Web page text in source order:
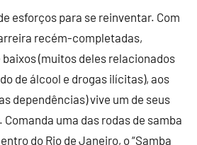
esforços para se reinventar. Com
recém-completadas,
(muitos deles relacionados
de álcool e drogas ilícitas), aos
dependências) vive um de seus
uma das rodas de samba
do Rio de Janeiro, o “Samba